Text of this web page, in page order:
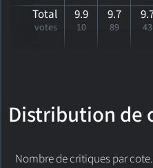
Total
votes
9.9
10
9.7
89 43
Distribution de
Nombre de critiques par cote.